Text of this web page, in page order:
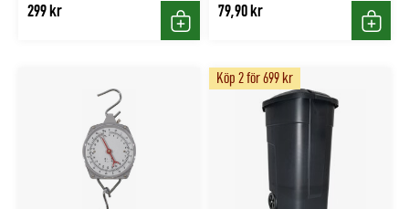
299 kr
Köp
79,90 kr
Köp
Köp 2 för 699 kr